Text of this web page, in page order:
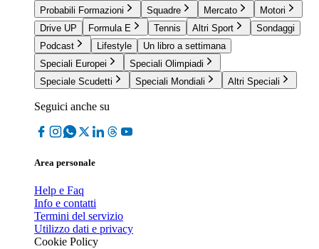
Probabili Formazioni
Squadre Mercato
Motori
Drive UP
Formula E Tennis Altri Sport
Sondaggi
Podcast
Lifestyle
Un libro a settimana
Speciali Europei
Speciali Olimpiadi
Speciale Scudetti
Speciali Mondiali Altri Speciali
Seguici anche su
Area personale
Help e Faq
Info e contatti
Termini del servizio
Utilizzo dati e privacy
Cookie Policy